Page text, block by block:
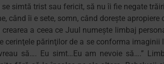
simtă trist sau fericit, să nu îi fie negate
când îi e sete, somn, când doreşte apropiere
a ceea ce Juul numeşte limbaj
cerinţele părinţilor de a se conforma
să…. Eu simt…Eu am nevoie să….”